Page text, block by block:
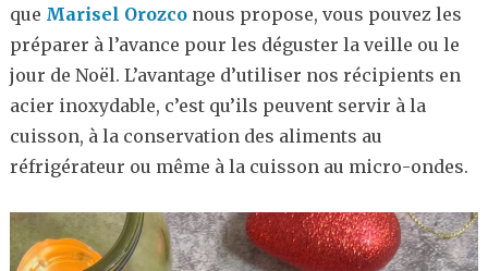
que Marisel Orozconous propose, vous pouvez les
préparer à l’avance pour les déguster la veille ou le
jour de Noël. L’avantage d’utiliser nos récipients en
acier inoxydable, c’est qu’ils peuvent servir à la
cuisson, à la conservation des aliments au
réfrigérateur ou même à la cuisson au micro-ondes.
Lecteur
vidéo